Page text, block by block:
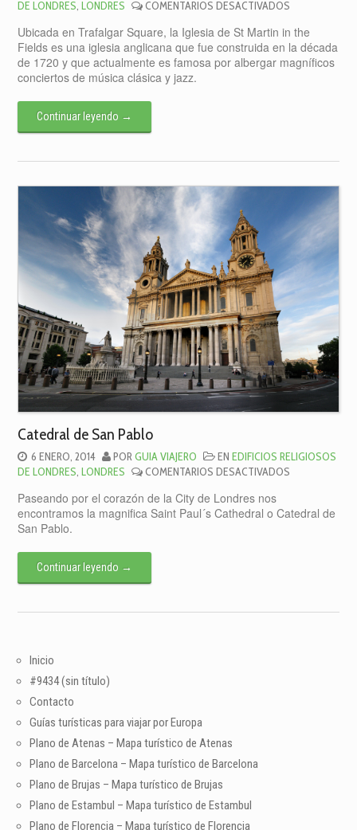
DE LONDRES,LONDRES COMENTARIOS DESACTIVADOS
DE
ST
MARTIN
Ubicada en Trafalgar Square, la Iglesia de St Martin in the
Fields es una iglesia anglicana que fue construida en la década
de 1720 y que actualmente es famosa por albergar magníficos
conciertos de música clásica y jazz.
Continuar leyendo →
Catedral de San Pablo
6 ENERO, 2014 PORGUIA VIAJERO ENEDIFICIOS RELIGIOSOS
DE LONDRES ,LONDRES COMENTARIOS DESACTIVADOS
SAN
Paseando por el corazón de la City de Londres nos
encontramos la magnifica Saint Paul´s Cathedral o Catedral de
San Pablo.
Continuar leyendo →
Inicio
#9434 (sin título)
Contacto
Guías turísticas para viajar por Europa
Plano de Atenas – Mapa turístico de Atenas
Plano de Barcelona – Mapa turístico de Barcelona
Plano de Brujas – Mapa turístico de Brujas
Plano de Estambul – Mapa turístico de Estambul
Plano de Florencia – Mapa turístico de Florencia